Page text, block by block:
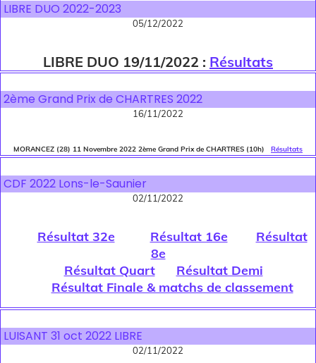
LIBRE DUO 2022-2023
05/12/2022
LIBRE DUO 19/11/2022 : Résultats
2ème Grand Prix de CHARTRES 2022
16/11/2022
MORANCEZ (28) 11 Novembre 2022 2ème Grand Prix de CHARTRES (10h) Résultats
CDF 2022 Lons-le-Saunier
02/11/2022
Résultat 32e Résultat 16e
Résultat
8e
Résultat Quart
Résultat Demi
Résultat Finale & matchs de classement
LUISANT 31 oct 2022 LIBRE
02/11/2022